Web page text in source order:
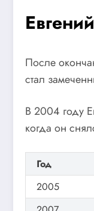
После
стал
В 2004 году
когда он
Год
2005